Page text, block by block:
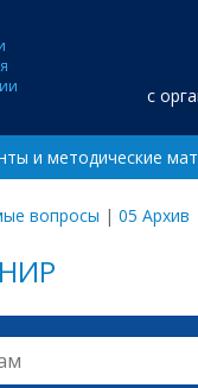
с
и методические
вопросы | 05 Архив